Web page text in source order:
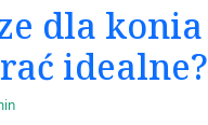
dla konia
idealne?